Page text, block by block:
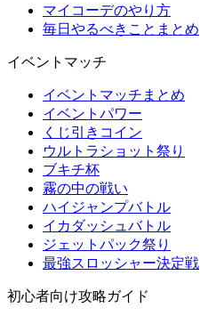
マイコーデのやり方
毎日やるべきことまとめ
イベントマッチ
イベントマッチまとめ
イベントパワー
くじ引きコイン
ウルトラショット祭り
ブキチ杯
霧の中の戦い
ハイジャンプバトル
イカダッシュバトル
ジェットパック祭り
最強スロッシャー決定戦
初心者向け攻略ガイド